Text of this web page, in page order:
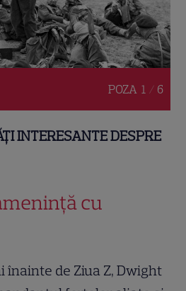
POZA 1 / 6
INTERESANTE DESPRE
cu
înainte de Ziua Z, Dwight